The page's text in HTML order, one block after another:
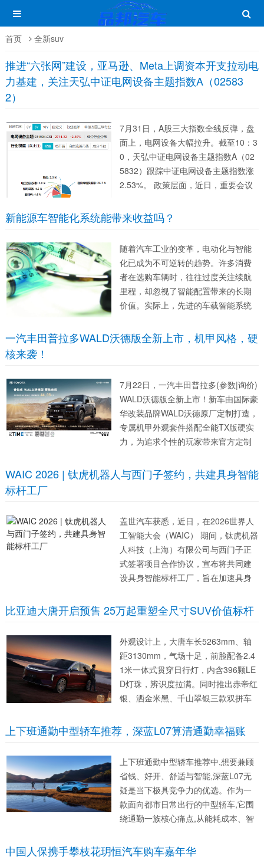
首页 全新suv
推进“六张网”建设，亚马逊、Meta上调资本开支拉动电
力基建，关注天弘中证电网设备主题指数A（02583
2）
7月31日，A股三大指数全线反弹，盘
面上，电网设备大幅拉升。截至10：3
0，天弘中证电网设备主题指数A（02
5832）跟踪中证电网设备主题指数涨
2.53%。 政策层面，近日，重要会议
快现代化产业体系建设，加强对基础
研究的长期稳定支持，深入实施“人工
新能源车智能化系统能带来收益吗？
随着汽车工业的变革，电动化与智能
化已成为不可逆转的趋势。许多消费
者在选购车辆时，往往过度关注续航
里程，却忽视了智能配置带来的长期
价值。实际上，先进的车载智能系统
维度产生实际回报，这种回报既包含
经济层面的节约，也涵盖安全与体验
一汽丰田普拉多WALD沃德版全新上市，机甲风格，硬
核来袭！
7月22日，一汽丰田普拉多(参数|询价)
WALD沃德版全新上市！新车由国际豪
华改装品牌WALD沃德原厂定制打造，
专属机甲外观套件搭配全能TX版硬实
力，为追求个性的玩家带来官方定制
元，限时焕新价449800元。 原厂WAL
D沃德套件，兼顾前卫美学与精工内
WAIC 2026 | 钛虎机器人与西门子签约，共建具身智能
标杆工厂
盖世汽车获悉，近日，在2026世界人
工智能大会（WAIC） 期间，钛虎机器
人科技（上海）有限公司与西门子正
式签署项目合作协议，宣布将共同建
设具身智能标杆工厂，旨在加速具身
图片来源：钛虎机器人 此次合作被视
为本届大会推动产业落地的重要成果
比亚迪大唐开启预售 25万起重塑全尺寸SUV价值标杆
外观设计上，大唐车长5263mm、轴
距3130mm，气场十足，前脸配备2.4
1米一体式贯穿日行灯，内含396颗LE
D灯珠，辨识度拉满。同时推出赤帝红
银、洒金米黑、千山翠银三款双拼车
代工业设计完美融合，在同质化市场
中形成独特风格。 空间层面，大唐首
上下班通勤中型轿车推荐，深蓝L07算清通勤幸福账
上下班通勤中型轿车推荐中,想要兼顾
省钱、好开、舒适与智能,深蓝L07无
疑是当下极具竞争力的优选。作为一
款面向都市日常出行的中型轿车,它围
绕通勤一族核心痛点,从能耗成本、智
舒适,全方位优化用车体验,让每日往返
中国人保携手攀枝花玥恒汽车购车嘉年华